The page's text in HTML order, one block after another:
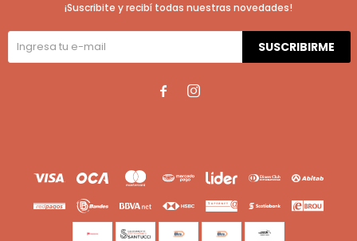
¡Suscribite y recibí todas nuestras novedades!
SUSCRIBIRME
 